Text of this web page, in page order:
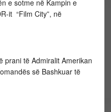
e sotme në Kampin e
it “Film City”, në
prani të Admiralit Amerikan
së Bashkuar të